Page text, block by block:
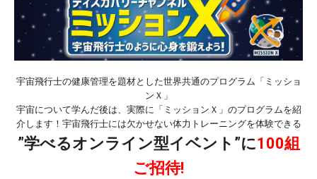
宇宙飛行士の健康管理を題材とした世界共通のプログラム「ミッショ
ンＸ」
宇宙について学んだ後は、実際に「ミッションＸ」のプログラムを紹
介します！宇宙飛行士には欠かせない体力トレーニングを体験できる
”学べるオンライン型イベント”に100組
ご招待!